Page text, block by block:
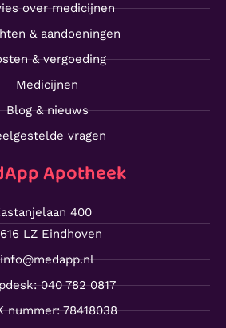
over medicijnen
& aandoeningen
& vergoeding
Medicijnen
Blog & nieuws
vragen
Apotheek
400
LZ Eindhoven
info@medapp.nl
040 782 0817
nummer: 78418038